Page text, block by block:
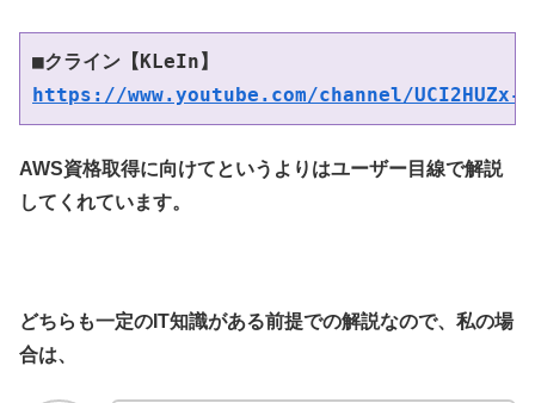
■クライン【KLeIn】
https://www.youtube.com/channel/UCI2HUZx-
AWS資格取得に向けてというよりはユーザー目線で解説
してくれています。
どちらも一定のIT知識がある前提での解説なので、私の場
合は、